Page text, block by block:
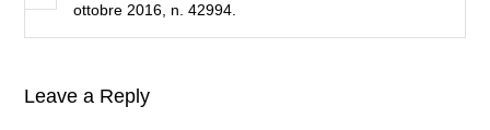
ottobre 2016, n. 42994.
Leave a Reply